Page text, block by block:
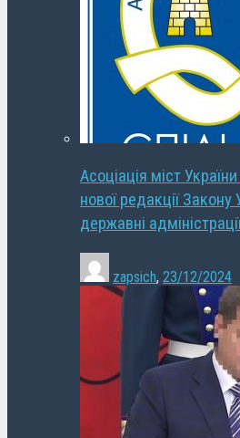
Асоціація міст
нової редакції Закону
державні
zapsich, 23/12/2024